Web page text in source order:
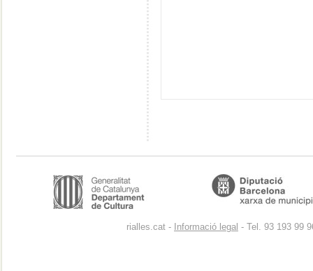
rialles.cat - Informació legal - Tel. 93 193 99